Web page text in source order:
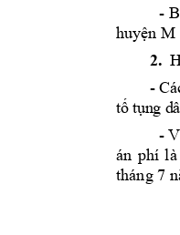
- B
huyện M
2.
- C
tố tụng d
- V
án phí là
tháng 7